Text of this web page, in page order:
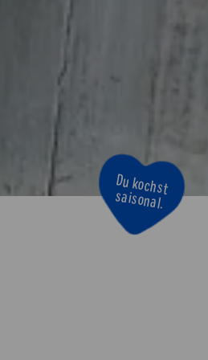
Du kochst
saisonal.